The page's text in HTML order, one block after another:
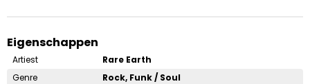
Eigenschappen
Artiest
Rare Earth
Genre
Rock, Funk / Soul